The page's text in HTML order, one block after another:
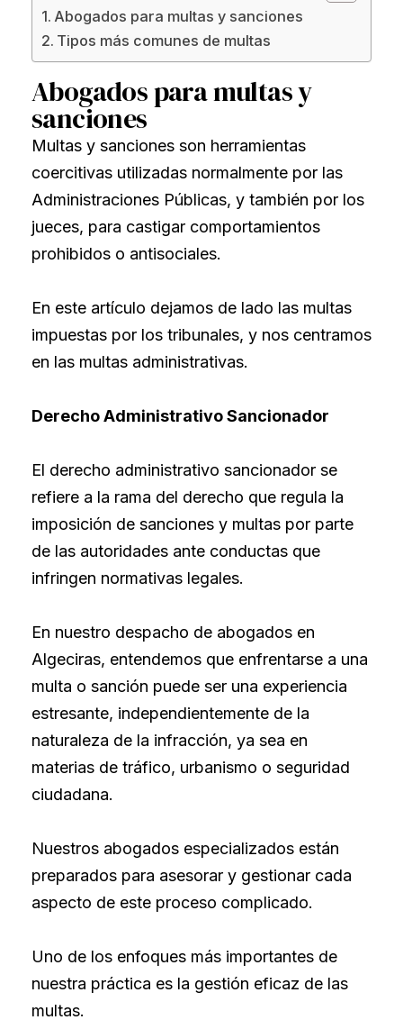
Abogados para multas y sanciones
Tipos más comunes de multas
Abogados para multas y
sanciones
Multas y sanciones son herramientas
coercitivas utilizadas normalmente por las
Administraciones Públicas, y también por los
jueces, para castigar comportamientos
prohibidos o antisociales.
En este artículo dejamos de lado las multas
impuestas por los tribunales, y nos centramos
en las multas administrativas.
Derecho Administrativo Sancionador
El derecho administrativo sancionador se
refiere a la rama del derecho que regula la
imposición de sanciones y multas por parte
de las autoridades ante conductas que
infringen normativas legales.
En nuestro despacho de abogados en
Algeciras, entendemos que enfrentarse a una
multa o sanción puede ser una experiencia
estresante, independientemente de la
naturaleza de la infracción, ya sea en
materias de tráfico, urbanismo o seguridad
ciudadana.
Nuestros abogados especializados están
preparados para asesorar y gestionar cada
aspecto de este proceso complicado.
Uno de los enfoques más importantes de
nuestra práctica es la gestión eficaz de las
multas.